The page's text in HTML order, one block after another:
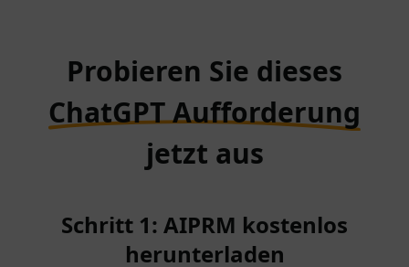
Probieren Sie dieses
ChatGPT Aufforderung
jetzt aus
Schritt 1: AIPRM kostenlos
herunterladen